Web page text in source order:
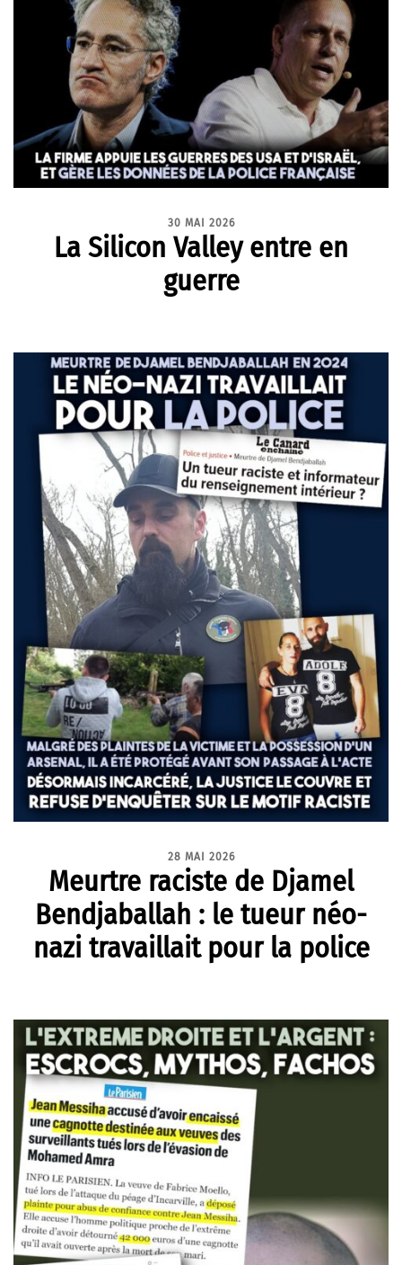
30 MAI 2026
La Silicon Valley entre en
guerre
28 MAI 2026
Meurtre raciste de Djamel
Bendjaballah : le tueur néo-
nazi travaillait pour la police